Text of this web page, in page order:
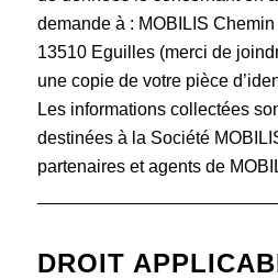
demande à : MOBILIS
13510 Eguilles (merci de
une copie de votre pièce
Les informations collectées
destinées à la Société
partenaires et agents de
DROIT